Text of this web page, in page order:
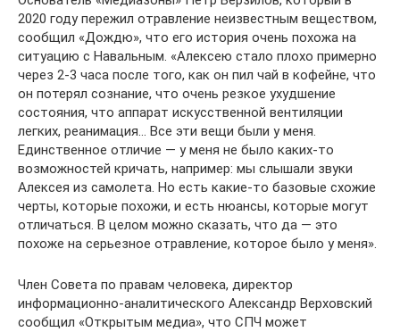
2020 году пережил отравление неизвестным веществом,
сообщил «Дождю», что его история очень похожа на
ситуацию с Навальным. «Алексею стало плохо примерно
через 2-3 часа после того, как он пил чай в кофейне, что
он потерял сознание, что очень резкое ухудшение
состояния, что аппарат искусственной вентиляции
легких, реанимация… Все эти вещи были у меня.
Единственное отличие — у меня не было каких-то
возможностей кричать, например: мы слышали звуки
Алексея из самолета. Но есть какие-то базовые схожие
черты, которые похожи, и есть нюансы, которые могут
отличаться. В целом можно сказать, что да — это
похоже на серьезное отравление, которое было у меня».
Член Совета по правам человека, директор
информационно-аналитического Александр Верховский
сообщил «Открытым медиа», что СПЧ может